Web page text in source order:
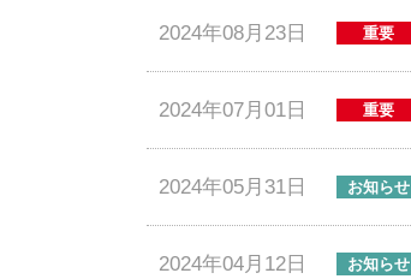
2024年08月23日 重要
2024年07月01日 重要
2024年05月31日 お知らせ
2024年04月12日 お知らせ